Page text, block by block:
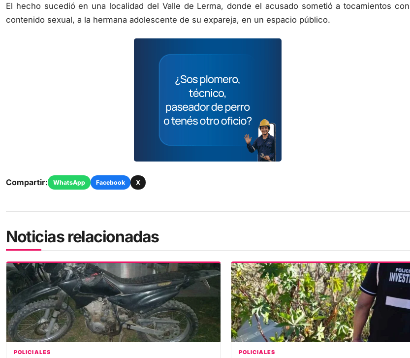
El hecho sucedió en una localidad del Valle de Lerma, donde el acusado sometió a tocamientos con
contenido sexual, a la hermana adolescente de su expareja, en un espacio público.
Compartir: WhatsApp Facebook X
Noticias relacionadas
POLICIALES POLICIALES